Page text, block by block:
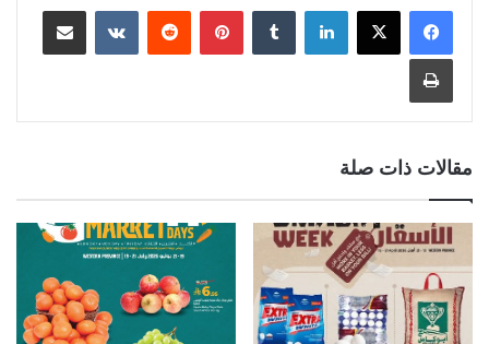
لينكدإن بينتيريست مشاركة عبر البريد
طباعة
مقالات ذات صلة